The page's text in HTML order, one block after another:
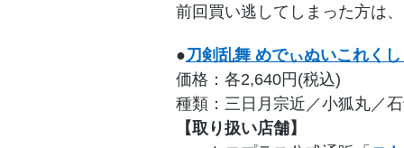
前回買い逃してしまった方は
●刀剣乱舞 めでぃぬいこれく
価格：各2,640円(税込)
種類：三日月宗近／小狐丸／
【取り扱い店舗】